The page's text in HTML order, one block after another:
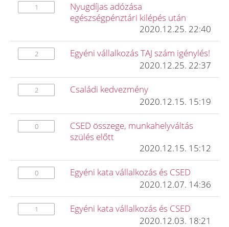
1
Nyugdíjas adózása
egészségpénztári kilépés után
2020.12.25. 22:40
2
Egyéni vállalkozás TAJ szám igénylés!
2020.12.25. 22:37
2
Családi kedvezmény
2020.12.15. 15:19
0
CSED összege, munkahelyváltás
szülés előtt
2020.12.15. 15:12
0
Egyéni kata vállalkozás és CSED
2020.12.07. 14:36
1
Egyéni kata vállalkozás és CSED
2020.12.03. 18:21